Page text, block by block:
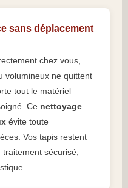
sans déplacement
chez vous,
volumineux ne quittent
tout le matériel
Ce nettoyage
évite toute
Vos tapis restent
traitement sécurisé,